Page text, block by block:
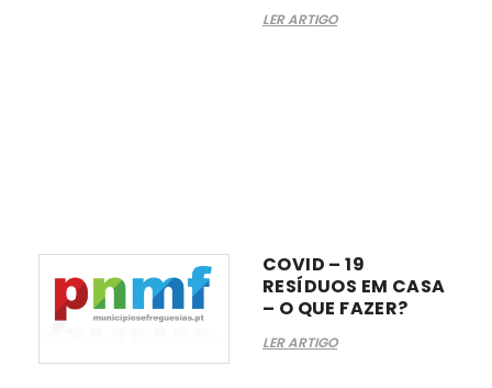
LER ARTIGO
COVID – 19
RESÍDUOS EM CASA
– O QUE FAZER?
LER ARTIGO